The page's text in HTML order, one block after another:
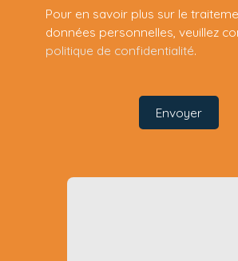
Pour en savoir plus sur le
données personnelles, veuillez
politique de confidentialité.
Envoyer